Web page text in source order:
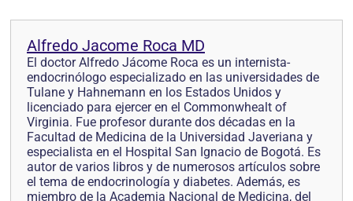
Alfredo Jacome Roca MD
El doctor Alfredo Jácome Roca es un internista-
endocrinólogo especializado en las universidades de
Tulane y Hahnemann en los Estados Unidos y
licenciado para ejercer en el Commonwhealt of
Virginia. Fue profesor durante dos décadas en la
Facultad de Medicina de la Universidad Javeriana y
especialista en el Hospital San Ignacio de Bogotá. Es
autor de varios libros y de numerosos artículos sobre
el tema de endocrinología y diabetes. Además, es
miembro de la Academia Nacional de Medicina, del